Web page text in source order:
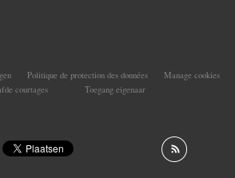
Politique de protection des données
Manage cookies
courtages
Toegang eigenaar